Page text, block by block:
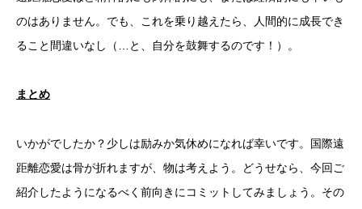
のはありません。でも、これを乗り越えたら、人間的に成長でき
ること間違いなし（…と、自分を鼓舞するのです！）。
まとめ
いかがでしたか？少しは励みか気休めになれば幸いです。国際遠
距離恋愛は骨が折れますが、物は考えよう。どうせなら、今回ご
紹介したようになるべく前向きにコミットしてみましょう。その